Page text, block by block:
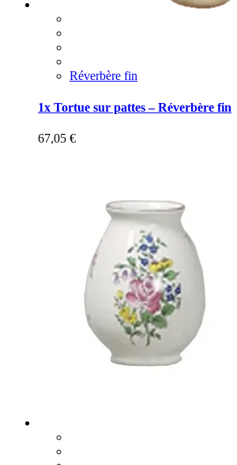
Réverbère fin
1x Tortue sur pattes – Réverbère fin
67,05 €